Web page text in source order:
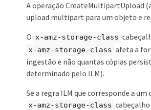
A operação CreateMultipartUpload
upload multipart para um objeto e
O x-amz-storage-class
x-amz-storage-class afeta a
ingestão e não quantas cópias
determinado pelo ILM).
Se a regra ILM que corresponde a
x-amz-storage-class